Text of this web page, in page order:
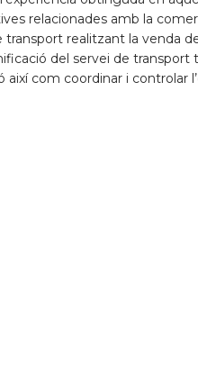
relacionades amb la
transport realitzant la venda
del servei de
com coordinar i controlar